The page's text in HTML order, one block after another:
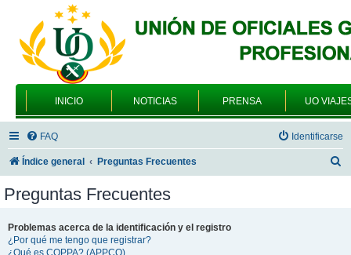
INICIO NOTICIAS PRENSA UO
FAQ Identificarse
Índice general Preguntas Frecuentes
Preguntas Frecuentes
Problemas acerca de la identificación y el registro
¿Por qué me tengo que registrar?